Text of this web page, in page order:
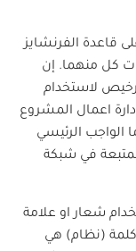
قاعدة الفرنشايز
كل منهما. إن
لاستخدام
اعمال المشروع
الواجب الرئيسي
في شبكة
شعار او علامة
كلمة (نظام) هي